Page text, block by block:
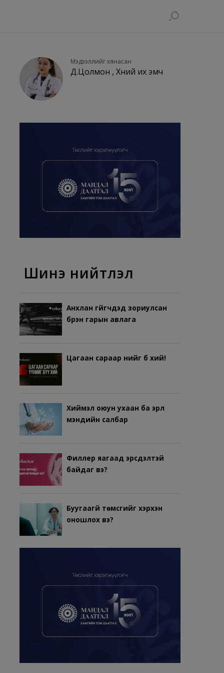
Мэдээллийг хянасан
Д.Цолмон , Хүний их эмч
Шинэ нийтлэл
Анхлан гүйгчдэд зориулсан
бүрэн гарын авлага
Цагаан сараар үүнийг бүү хий!
Хиймэл оюун ухаан ба эрүүл
мэндийн салбар
Филлер яагаад эрсдэлтэй
байдаг вэ?
Буугаагүй төмсгийг хэрхэн
оношлох вэ?